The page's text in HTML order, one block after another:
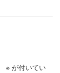
※ が付いてい